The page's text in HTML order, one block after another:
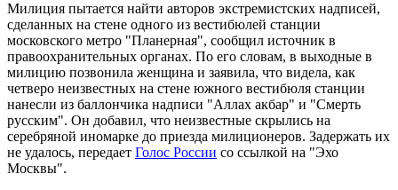
Милиция пытается найти авторов экстремистских надписей,
сделанных на стене одного из вестибюлей станции
московского метро "Планерная", сообщил источник в
правоохранительных органах. По его словам, в выходные в
милицию позвонила женщина и заявила, что видела, как
четверо неизвестных на стене южного вестибюля станции
нанесли из баллончика надписи "Аллах акбар" и "Смерть
русским". Он добавил, что неизвестные скрылись на
серебряной иномарке до приезда милиционеров. Задержать их
не удалось, передает Голос России со ссылкой на "Эхо
Москвы".